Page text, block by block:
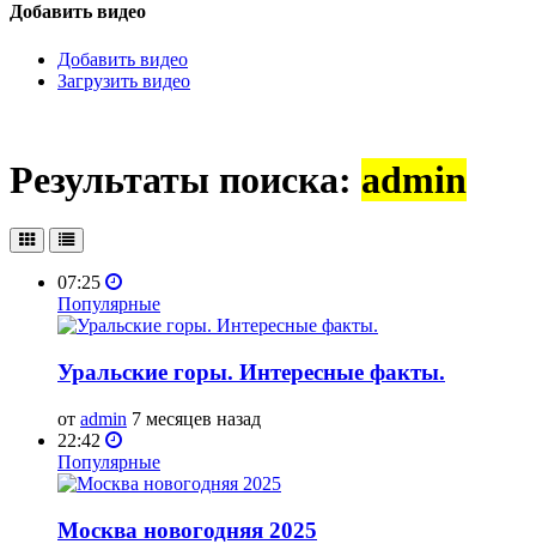
Добавить видео
Добавить видео
Загрузить видео
Результаты поиска: admin
07:25
Популярные
Уральские горы. Интересные факты.
от admin 7 месяцев назад
22:42
Популярные
Москва новогодняя 2025